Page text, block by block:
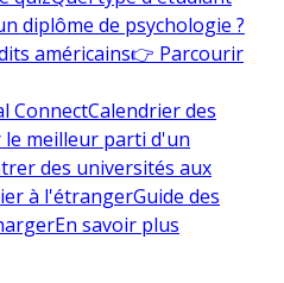
diplôme de psychologie ?
américains👉 Parcourir
ConnectCalendrier des
meilleur parti d'un
des universités aux
à l'étrangerGuide des
En savoir plus